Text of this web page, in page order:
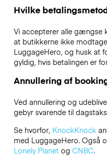
Hvilke
Vi accepterer alle
at butikkerne ikke
LuggageHero, og husk at
gyldig, hvis betalingen er
Annullering af
Ved annullering og
gebyr svarende til
Se hvorfor, KnockKnock
med LuggageHero. Også
Lonely Planetog CNBC.